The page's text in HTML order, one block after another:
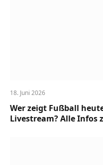
18. Juni 2026
Wer zeigt Fußball
Livestream? Alle Infos